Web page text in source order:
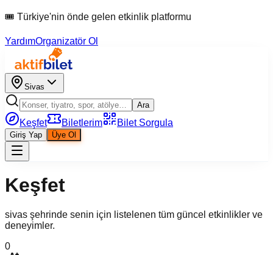
🎟 Türkiye'nin önde gelen etkinlik platformu
YardımOrganizatör Ol
Sivas
Ara
Keşfet Biletlerim Bilet Sorgula
Giriş Yap Üye Ol
Keşfet
sivas şehrinde senin için listelenen tüm güncel etkinlikler ve
deneyimler.
0